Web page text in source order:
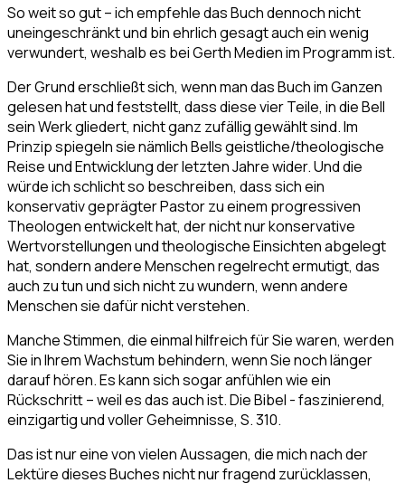
So weit so gut – ich empfehle das Buch dennoch nicht
uneingeschränkt und bin ehrlich gesagt auch ein wenig
verwundert, weshalb es bei Gerth Medien im Programm ist.
Der Grund erschließt sich, wenn man das Buch im Ganzen
gelesen hat und feststellt, dass diese vier Teile, in die Bell
sein Werk gliedert, nicht ganz zufällig gewählt sind. Im
Prinzip spiegeln sie nämlich Bells geistliche/theologische
Reise und Entwicklung der letzten Jahre wider. Und die
würde ich schlicht so beschreiben, dass sich ein
konservativ geprägter Pastor zu einem progressiven
Theologen entwickelt hat, der nicht nur konservative
Wertvorstellungen und theologische Einsichten abgelegt
hat, sondern andere Menschen regelrecht ermutigt, das
auch zu tun und sich nicht zu wundern, wenn andere
Menschen sie dafür nicht verstehen.
Manche Stimmen, die einmal hilfreich für Sie waren, werden
Sie in Ihrem Wachstum behindern, wenn Sie noch länger
darauf hören. Es kann sich sogar anfühlen wie ein
Rückschritt – weil es das auch ist.Die Bibel - faszinierend,
einzigartig und voller Geheimnisse, S. 310.
Das ist nur eine von vielen Aussagen, die mich nach der
Lektüre dieses Buches nicht nur fragend zurücklassen,